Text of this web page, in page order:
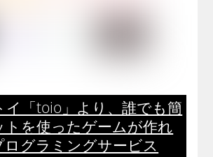
イ「toio」より、誰でも簡
トを使ったゲームが作れ
ログラミングサービス